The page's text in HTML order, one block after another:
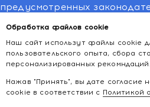
Обработка файлов cookie
Наш сайт использут файлы cookie
пользовательского опыта, сбора
персонализированных рекомндаций.
Нажав "Принять", вы дате согласие
cookie в соответствии с Политикой
предусмотренных
операторов),